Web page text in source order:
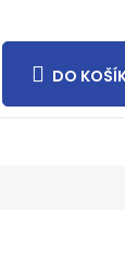
DO